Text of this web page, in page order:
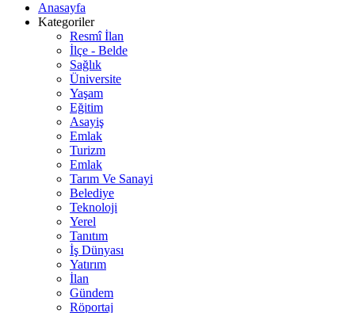
Anasayfa
Kategoriler
Resmî İlan
İlçe - Belde
Sağlık
Üniversite
Yaşam
Eğitim
Asayiş
Emlak
Turizm
Emlak
Tarım Ve Sanayi
Belediye
Teknoloji
Yerel
Tanıtım
İş Dünyası
Yatırım
İlan
Gündem
Röportaj